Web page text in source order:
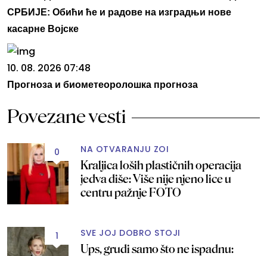
СРБИЈЕ: Обићи ће и радове на изградњи нове
касарне Војске
10. 08. 2026 07:48
Прогноза и биометеоролошка прогноза
Povezane vesti
0 NA OTVARANJU ZOI
Kraljica loših plastičnih operacija
jedva diše: Više nije njeno lice u
centru pažnje FOTO
1 SVE JOJ DOBRO STOJI
Ups, grudi samo što ne ispadnu: